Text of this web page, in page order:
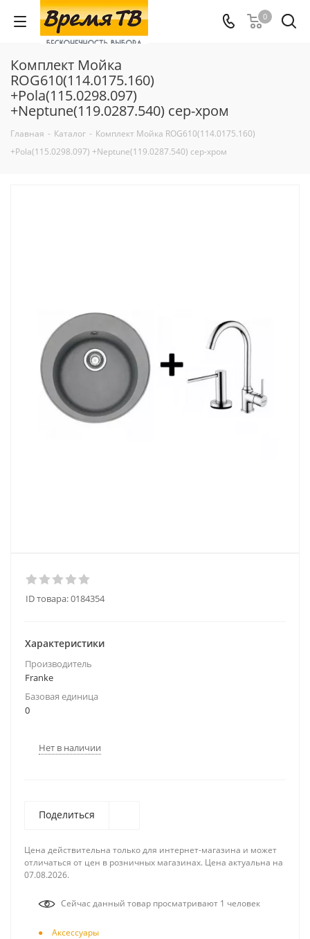
0
Комплект Мойка
ROG610(114.0175.160)
+Pola(115.0298.097)
+Neptune(119.0287.540) сер-хром
Главная - Каталог - Комплект Мойка ROG610(114.0175.160)
+Pola(115.0298.097) +Neptune(119.0287.540) сер-хром
ID товара:0184354
Характеристики
Производитель
Franke
Базовая единица
0
Нет в наличии
Поделиться
Цена действительна только для интернет-магазина и может
отличаться от цен в розничных магазинах. Цена актуальна на
07.08.2026.
Сейчас данный товар просматривают 1 человек
Аксесcуары